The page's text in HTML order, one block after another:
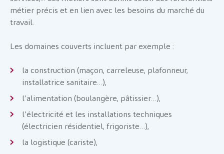
métier précis et en lien avec les besoins du marché du
travail.
Les domaines couverts incluent par exemple :
la construction (maçon, carreleuse, plafonneur,
installatrice sanitaire…),
l’alimentation (boulangère, pâtissier…),
l’électricité et les installations techniques
(électricien résidentiel, frigoriste…),
la logistique (cariste),